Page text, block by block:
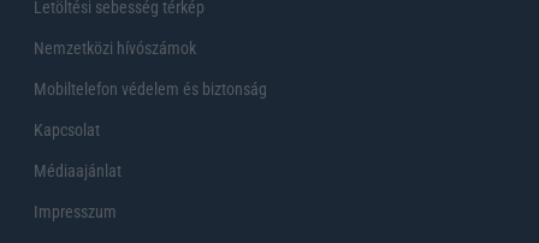
Letöltési sebesség térkép
Nemzetközi hívószámok
Mobiltelefon védelem és biztonság
Kapcsolat
Médiaajánlat
Impresszum